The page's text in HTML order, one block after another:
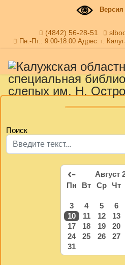
(4842) 56-28-51
Пн.-Пт.: 9.00-18.00 Адрес: г.
Поиск
‹- Август
Пн Вт Ср Чт
3
4 5 6
10
11 12 13
17
18 19 20
24
25 26 27
31